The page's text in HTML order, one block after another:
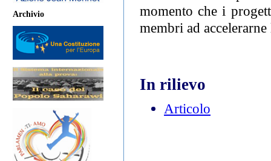
Archivio
momento che i
membri ad
In rilievo
Articolo